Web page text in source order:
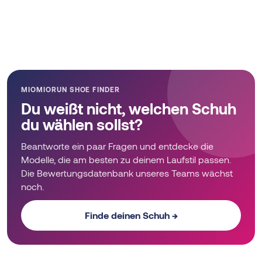
MIOMIORUN SHOE FINDER
Du weißt nicht, welchen Schuh
du wählen sollst?
Beantworte ein paar Fragen und entdecke die
Modelle, die am besten zu deinem Laufstil passen.
Die Bewertungsdatenbank unseres Teams wächst
noch.
Finde deinen Schuh →